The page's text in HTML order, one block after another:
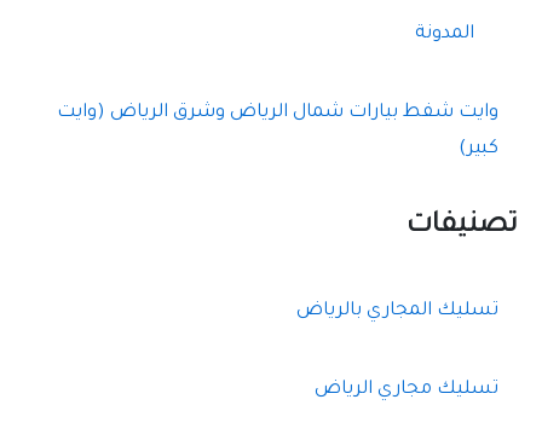
المدونة
وايت شفط بيارات شمال الرياض وشرق الرياض (وايت
كبير)
تصنيفات
تسليك المجاري بالرياض
تسليك مجاري الرياض